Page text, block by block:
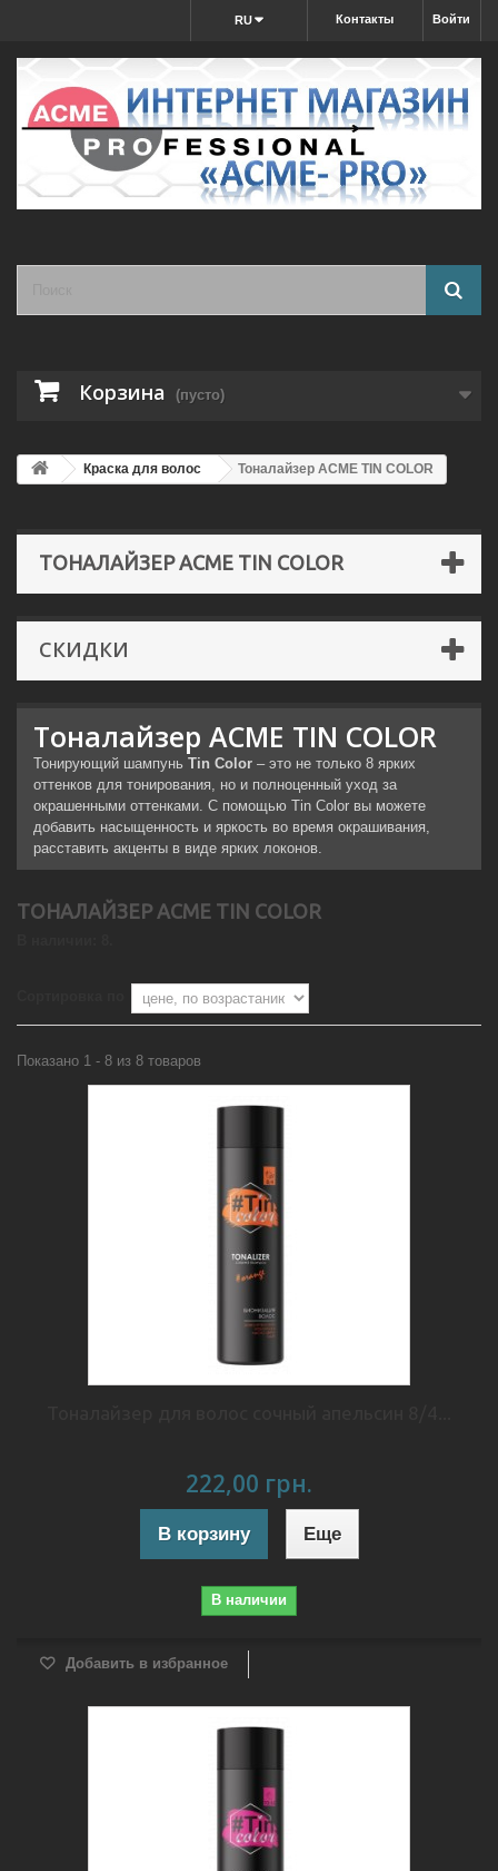
Войти
Контакты
RU
Корзина (пусто)
Краска для волос Тоналайзер ACME TIN COLOR
ТОНАЛАЙЗЕР ACME TIN COLOR
СКИДКИ
Тоналайзер ACME TIN COLOR
Тонирующий шампунь Tin Color – это не только 8 ярких
оттенков для тонирования, но и полноценный уход за
окрашенными оттенками. С помощью Tin Color вы можете
добавить насыщенность и яркость во время окрашивания,
расставить акценты в виде ярких локонов.
ТОНАЛАЙЗЕР ACME TIN COLOR
Показано 1 - 8 из 8 товаров
222,00 грн.
В корзину Еще
В наличии
Добавить в избранное